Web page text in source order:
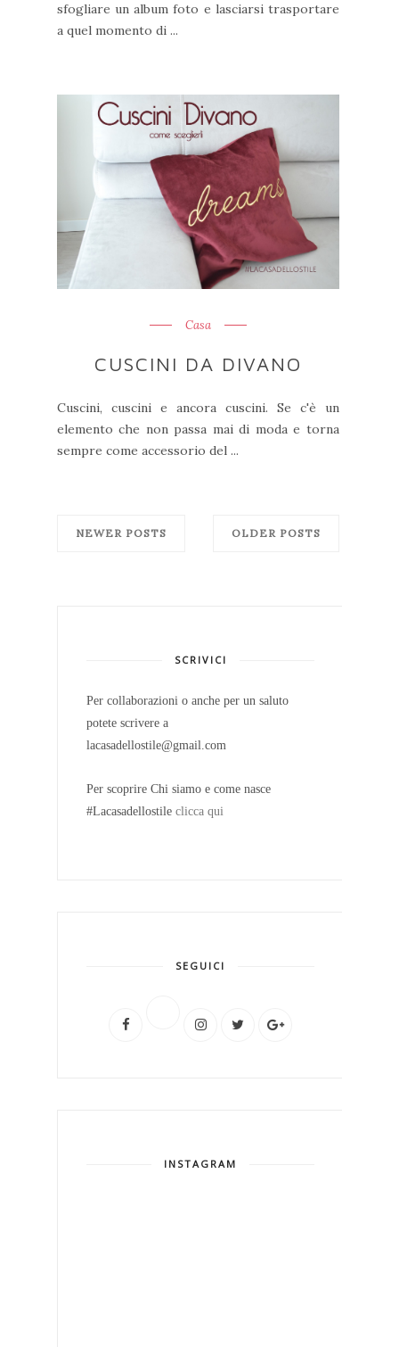
sfogliare un album foto e lasciarsi trasportare
a quel momento di ...
Casa
CUSCINI DA DIVANO
Cuscini, cuscini e ancora cuscini. Se c'è un
elemento che non passa mai di moda e torna
sempre come accessorio del ...
NEWER POSTS OLDER POSTS
SCRIVICI
Per collaborazioni o anche per un saluto
potete scrivere a
lacasadellostile@gmail.com
Per scoprire Chi siamo e come nasce
#Lacasadellostile clicca qui
SEGUICI
INSTAGRAM